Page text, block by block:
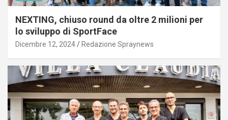
NEXTING, chiuso round da oltre 2 milioni per
lo sviluppo di SportFace
Dicembre 12, 2024 Redazione Spraynews